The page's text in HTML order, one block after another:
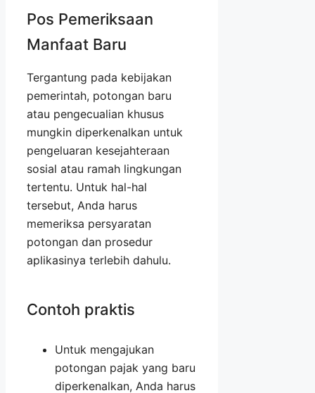
Pos Pemeriksaan
Manfaat Baru
Tergantung pada kebijakan
pemerintah, potongan baru
atau pengecualian khusus
mungkin diperkenalkan untuk
pengeluaran kesejahteraan
sosial atau ramah lingkungan
tertentu. Untuk hal-hal
tersebut, Anda harus
memeriksa persyaratan
potongan dan prosedur
aplikasinya terlebih dahulu.
Contoh praktis
Untuk mengajukan
potongan pajak yang baru
diperkenalkan, Anda harus